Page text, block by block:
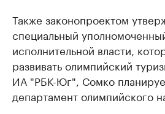
Также законопроектом
специальный
исполнительной власти,
развивать олимпийский
ИА "РБК-Юг", Сомко
департамент олимпийского